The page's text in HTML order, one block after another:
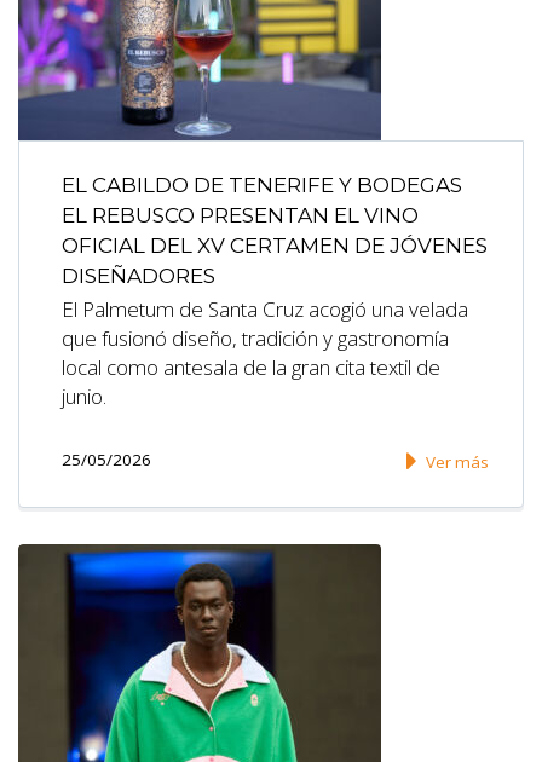
EL CABILDO DE TENERIFE Y BODEGAS
EL REBUSCO PRESENTAN EL VINO
OFICIAL DEL XV CERTAMEN DE JÓVENES
DISEÑADORES
El Palmetum de Santa Cruz acogió una velada
que fusionó diseño, tradición y gastronomía
local como antesala de la gran cita textil de
junio.
25/05/2026 Ver más